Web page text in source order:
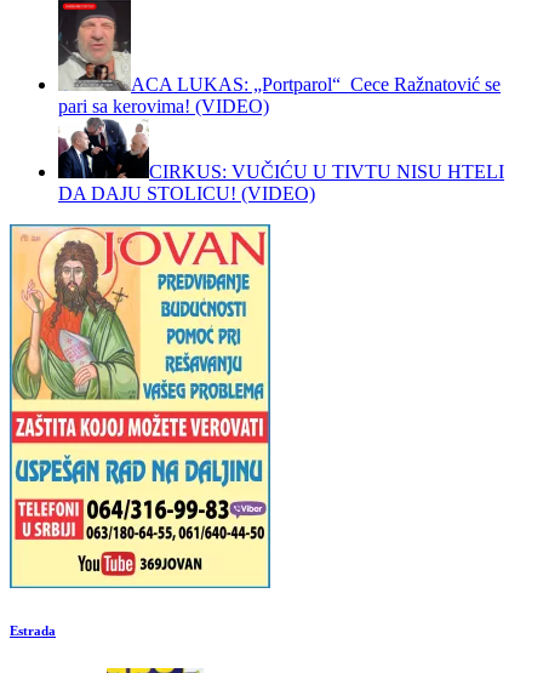
ACA LUKAS: „Portparol“ Cece Ražnatović se
pari sa kerovima! (VIDEO)
CIRKUS: VUČIĆU U TIVTU NISU HTELI
DA DAJU STOLICU! (VIDEO)
Estrada